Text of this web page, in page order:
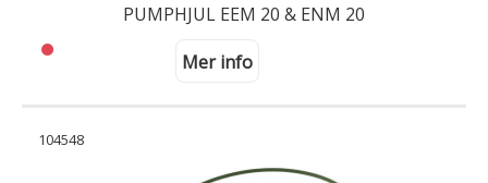
PUMPHJUL EEM 20 & ENM 20
Mer info
104548